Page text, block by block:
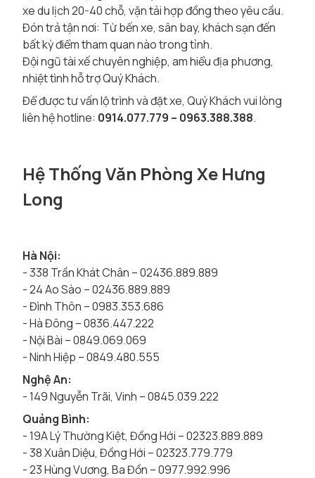
xe du lịch 20-40 chỗ, vận tải hợp đồng theo yêu cầu.
Đón trả tận nơi: Từ bến xe, sân bay, khách sạn đến
bất kỳ điểm tham quan nào trong tỉnh.
Đội ngũ tài xế chuyên nghiệp, am hiểu địa phương,
nhiệt tình hỗ trợ Quý Khách.
Để được tư vấn lộ trình và đặt xe, Quý Khách vui lòng
liên hệ hotline: 0914.077.779 – 0963.388.388.
Hệ Thống Văn Phòng Xe Hưng
Long
Hà Nội:
- 338 Trần Khát Chân – 02436.889.889
- 24 Ao Sào – 02436.889.889
- Đình Thôn – 0983.353.686
- Hà Đông – 0836.447.222
- Nội Bài – 0849.069.069
- Ninh Hiệp – 0849.480.555
Nghệ An:
- 149 Nguyễn Trãi, Vinh – 0845.039.222
Quảng Bình:
- 19A Lý Thường Kiệt, Đồng Hới – 02323.889.889
- 38 Xuân Diệu, Đồng Hới – 02323.779.779
- 23 Hùng Vương, Ba Đồn – 0977.992.996